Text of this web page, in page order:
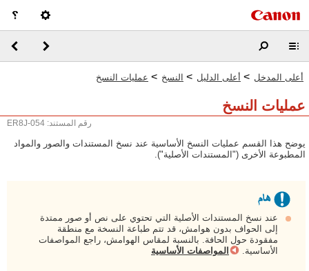
أعلى المدخل > أعلى الدليل > النسخ > عمليات النسخ
عمليات النسخ
رقم المستند: ER8J-054
يوضح هذا القسم عمليات النسخ الأساسية عند نسخ المستندات والصور والمواد
المطبوعة الأخرى ("المستندات الأصلية").
عند نسخ المستندات الأصلية التي تحتوي على نص أو صور ممتدة
إلى الحواف بدون هوامش، قد تتم طباعة النسخة مع منطقة
مفقودة حول الحافة. بالنسبة لمقاس الهوامش، راجع المواصفات
الأساسية.
المواصفات الأساسية